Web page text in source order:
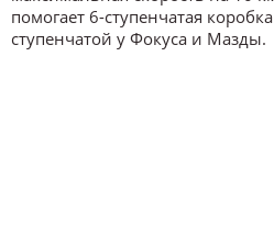
помогает 6-ступенчатая
ступенчатой у Фокуса и Мазды.